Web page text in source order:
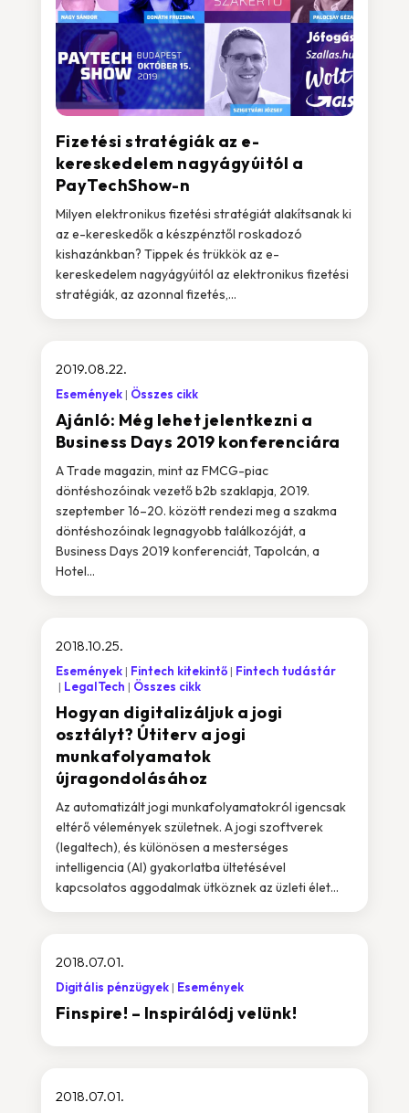
Fizetési stratégiák az e-
kereskedelem nagyágyúitól a
PayTechShow-n
Milyen elektronikus fizetési stratégiát alakítsanak ki
az e-kereskedők a készpénztől roskadozó
kishazánkban? Tippek és trükkök az e-
kereskedelem nagyágyúitól az elektronikus fizetési
stratégiák, az azonnal fizetés,...
Ajánló: Még lehet jelentkezni a
Business Days 2019 konferenciára
2019.08.22.
Események Összes cikk
A Trade magazin, mint az FMCG-piac
döntéshozóinak vezető b2b szaklapja, 2019.
szeptember 16–20. között rendezi meg a szakma
döntéshozóinak legnagyobb találkozóját, a
Business Days 2019 konferenciát, Tapolcán, a
Hotel...
Hogyan digitalizáljuk a jogi
osztályt? Útiterv a jogi
munkafolyamatok
újragondolásához
2018.10.25.
Események Fintech kitekintő
Fintech tudástár
LegalTech
Összes cikk
Az automatizált jogi munkafolyamatokról igencsak
eltérő vélemények születnek. A jogi szoftverek
(legaltech), és különösen a mesterséges
intelligencia (AI) gyakorlatba ültetésével
kapcsolatos aggodalmak ütköznek az üzleti élet...
Finspire! – Inspirálódj velünk!
2018.07.01.
Digitális pénzügyek Események
2018.07.01.